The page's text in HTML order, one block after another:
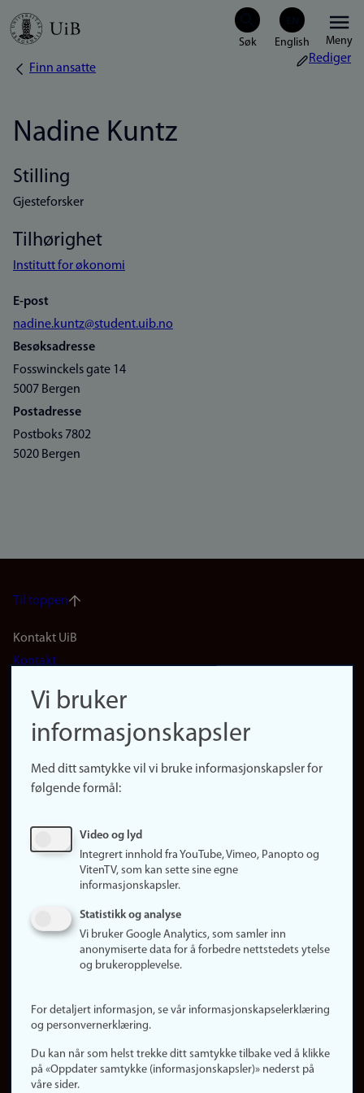
Hopp
Meny
Navigasjonssti
Finn ansatte
Rediger
Nadine Kuntz
Stilling
Gjesteforsker
Tilhørighet
Institutt for økonomi
E-post
nadine.kuntz@student.uib.no
Besøksadresse
Fosswinckels gate 14
5007 Bergen
Postadresse
Postboks 7802
5020 Bergen
Til toppen
Footer
(no)
Kontakt UiB
Kontakt
Finn forsker
Presse
Finn studier
Ledige stillinger
Om nettstedet
Informasjonskapsler
Personvern
Logg inn
Vi bruker
informasjonskapsler
Med ditt samtykke vil vi bruke informasjonskapsler for
følgende formål:
Video og lyd
Integrert innhold fra YouTube, Vimeo, Panopto og
VitenTV, som kan sette sine egne
informasjonskapsler.
Statistikk og analyse
Vi bruker Google Analytics, som samler inn
anonymiserte data for å forbedre nettstedets ytelse
og brukeropplevelse.
For detaljert informasjon, se vår informasjonskapselerklæring
og personvernerklæring.
Du kan når som helst trekke ditt samtykke tilbake ved å klikke
på «Oppdater samtykke (informasjonskapsler)» nederst på
våre sider.